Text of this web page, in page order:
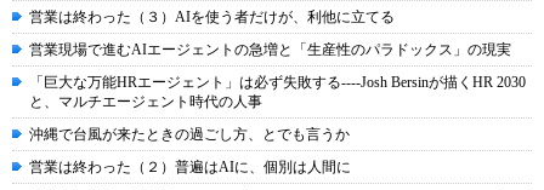
営業は終わった（３）AIを使う者だけが、利他に立てる
営業現場で進むAIエージェントの急増と「生産性のパラドックス」の現実
「巨大な万能HRエージェント」は必ず失敗する----Josh Bersinが描くHR 2030
と、マルチエージェント時代の人事
沖縄で台風が来たときの過ごし方、とでも言うか
営業は終わった（２）普遍はAIに、個別は人間に